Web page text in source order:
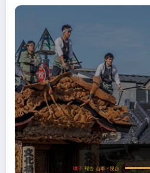
囃子 報告 山車・屋台